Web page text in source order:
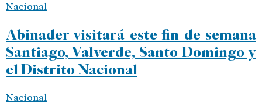
Nacional
Abinader visitará este fin de semana
Santiago, Valverde, Santo Domingo y
el Distrito Nacional
Nacional